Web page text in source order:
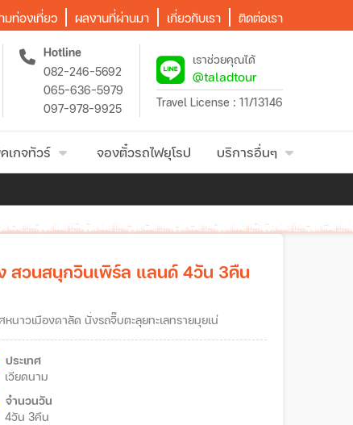
มท่องเที่ยว ผลงานที่ผ่านมา เกี่ยวกับเรา ติดต่อเรา
Hotline
082-246-5692
065-636-5979
097-978-9925
เราช่วยคุณได้
@taladtour
Travel License : 11/13146
เกจทัวร์ จองตั๋วรถไฟยุโรป บริการอื่นๆ
สวนสนุกวินเพิร์ล แลนด์ 4วัน 3คืน
นาวเมืองดาลัด นั่งรถจิ๊บตะลุยทะเลทรายมุยเน่
ประเทศ
เวียดนาม
จำนวนวัน
4วัน 3คืน